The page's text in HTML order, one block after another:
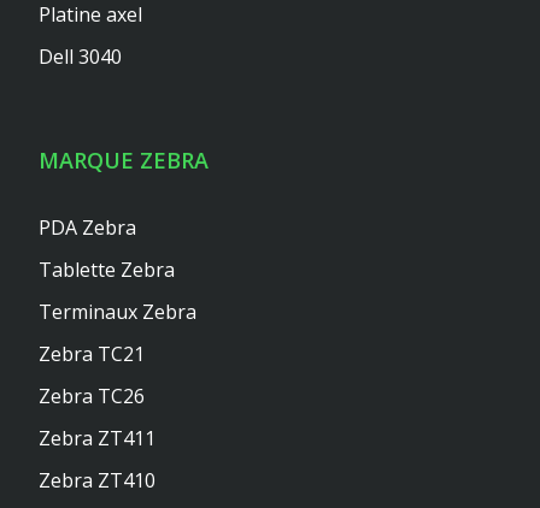
Platine axel
Dell 3040
MARQUE ZEBRA
PDA Zebra
Tablette Zebra
Terminaux Zebra
Zebra TC21
Zebra TC26
Zebra ZT411
Zebra ZT410